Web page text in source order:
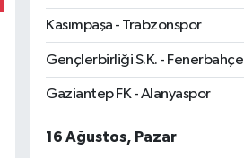
Kasımpaşa - Trabzonspor
Gençlerbirliği S.K. - Fenerbahçe
Gaziantep FK - Alanyaspor
16 Ağustos, Pazar